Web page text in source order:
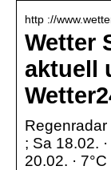
http ://
Wetter
aktuell
Regenradar
; Sa 18.02.
20.02. ·